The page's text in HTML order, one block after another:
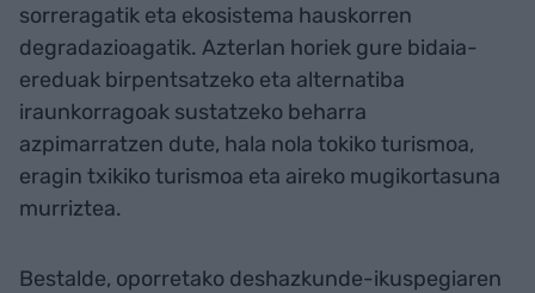
sorreragatik eta ekosistema hauskorren
degradazioagatik. Azterlan horiek gure bidaia-
ereduak birpentsatzeko eta alternatiba
iraunkorragoak sustatzeko beharra
azpimarratzen dute, hala nola tokiko turismoa,
eragin txikiko turismoa eta aireko mugikortasuna
murriztea.
Bestalde, oporretako deshazkunde-ikuspegiaren